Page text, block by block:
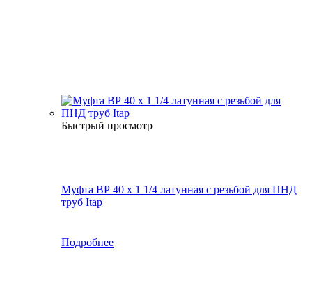
Быстрый просмотр
Муфта ВР 40 х 1 1/4 латунная с резьбой для ПНД
труб Itap
Подробнее